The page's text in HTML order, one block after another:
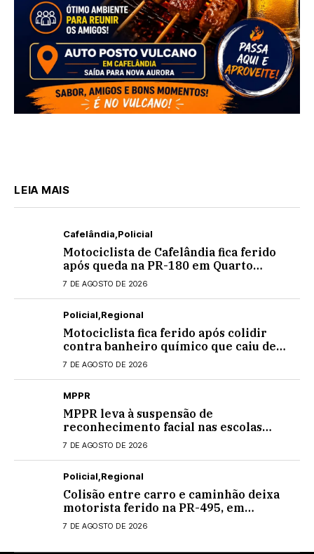
LEIA MAIS
Cafelândia Policial
Motociclista de Cafelândia fica ferido
após queda na PR-180 em Quarto
Centenário
7 DE AGOSTO DE 2026
Policial Regional
Motociclista fica ferido após colidir
contra banheiro químico que caiu de
caminhão na PRC-467, em Cascavel
7 DE AGOSTO DE 2026
MPPR
MPPR leva à suspensão de
reconhecimento facial nas escolas
estaduais
7 DE AGOSTO DE 2026
Policial Regional
Colisão entre carro e caminhão deixa
motorista ferido na PR-495, em
Medianeira
7 DE AGOSTO DE 2026